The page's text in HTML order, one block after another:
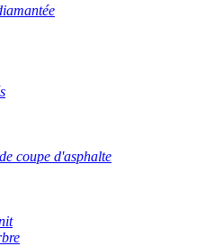
coupe d'asphalte